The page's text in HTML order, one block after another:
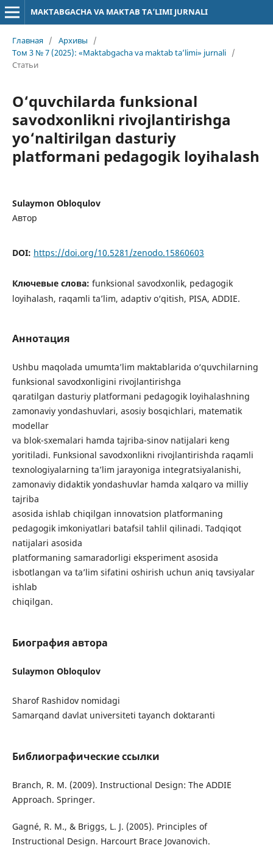
MAKTABGACHA VA MAKTAB TA’LIMI JURNALI
Главная / Архивы
/
Том 3 № 7 (2025): «Maktabgacha va maktab ta’limi» jurnali /
Статьи
O‘quvchilarda funksional
savodxonlikni rivojlantirishga
yo‘naltirilgan dasturiy
platformani pedagogik loyihalash
Sulaymon Obloqulov
Автор
DOI: https://doi.org/10.5281/zenodo.15860603
Ключевые слова: funksional savodxonlik, pedagogik
loyihalash, raqamli ta’lim, adaptiv o‘qitish, PISA, ADDIE.
Аннотация
Ushbu maqolada umumta’lim maktablarida o‘quvchilarning
funksional savodxonligini rivojlantirishga
qaratilgan dasturiy platformani pedagogik loyihalashning
zamonaviy yondashuvlari, asosiy bosqichlari, matematik
modellar
va blok-sxemalari hamda tajriba-sinov natijalari keng
yoritiladi. Funksional savodxonlikni rivojlantirishda raqamli
texnologiyalarning ta’lim jarayoniga integratsiyalanishi,
zamonaviy didaktik yondashuvlar hamda xalqaro va milliy
tajriba
asosida ishlab chiqilgan innovatsion platformaning
pedagogik imkoniyatlari batafsil tahlil qilinadi. Tadqiqot
natijalari asosida
platformaning samaradorligi eksperiment asosida
isbotlangan va ta’lim sifatini oshirish uchun aniq tavsiyalar
ishlab
chiqilgan.
Биография автора
Sulaymon Obloqulov
Sharof Rashidov nomidagi
Samarqand davlat universiteti tayanch doktaranti
Библиографические ссылки
Branch, R. M. (2009). Instructional Design: The ADDIE
Approach. Springer.
Gagné, R. M., & Briggs, L. J. (2005). Principles of
Instructional Design. Harcourt Brace Jovanovich.